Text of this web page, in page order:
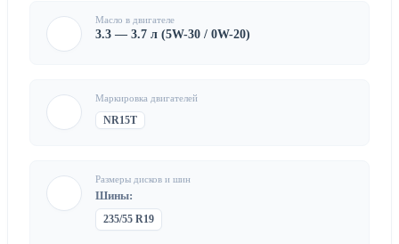
Масло в двигателе
3.3 — 3.7 л (5W-30 / 0W-20)
Маркировка двигателей
NR15T
Размеры дисков и шин
Шины:
235/55 R19